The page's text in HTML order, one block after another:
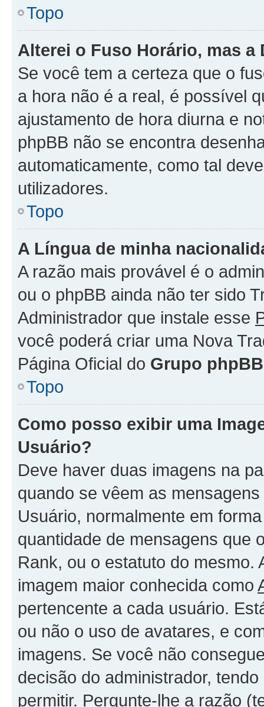
Topo
Alterei o Fuso Horário, mas a
Se você tem a certeza que o
a hora não é a real, é possível
ajustamento de hora diurna e
phpBB não se encontra
automaticamente, como tal
utilizadores.
Topo
A Língua de minha
A razão mais provável é o
ou o phpBB ainda não ter sido
Administrador que instale esse
você poderá criar uma Nova
Página Oficial do Grupo phpBB
Topo
Como posso exibir uma
Usuário?
Deve haver duas imagens na
quando se vêem as
Usuário, normalmente em
quantidade de mensagens que
Rank, ou o estatuto do
imagem maior conhecida como
pertencente a cada usuário.
ou não o uso de avatares, e
imagens. Se você não
decisão do administrador,
permitir. Pergunte-lhe a razão